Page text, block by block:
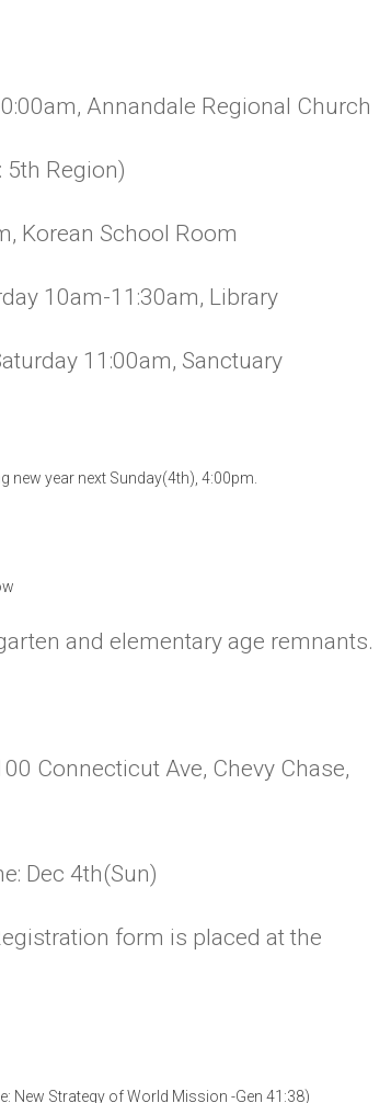
Annandale Regional Church
5th Region)
Korean School Room
10am-11:30am, Library
11:00am, Sanctuary
new year next Sunday(4th), 4:00pm.
and elementary age remnants.
Connecticut Ave, Chevy Chase,
Dec 4th(Sun)
form is placed at the
New Strategy of World Mission -Gen 41:38)